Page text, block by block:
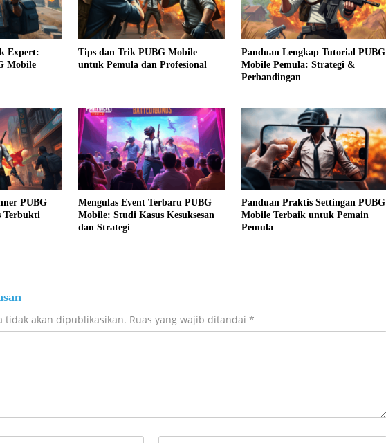
Expert:
Mobile
Tips dan Trik PUBG Mobile
untuk Pemula dan Profesional
Panduan Lengkap Tutorial PUBG
Mobile Pemula: Strategi &
Perbandingan
PUBG
Terbukti
Mengulas Event Terbaru PUBG
Mobile: Studi Kasus Kesuksesan
dan Strategi
Panduan Praktis Settingan PUBG
Mobile Terbaik untuk Pemain
Pemula
tidak akan dipublikasikan. Ruas yang wajib ditandai *